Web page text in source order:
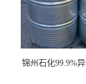
锦州石化99.9%